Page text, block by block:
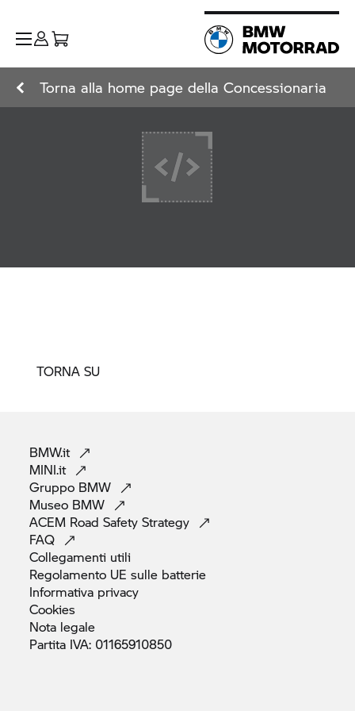
Torna alla home page della Concessionaria
TORNA SU
BMW.it
MINI.it
Gruppo BMW
Museo BMW
ACEM Road SafetyStrategy
FAQ
Collegamenti utili
Regolamento UE sulle batterie
Informativa privacy
Cookies
Nota legale
Partita IVA: 01165910850